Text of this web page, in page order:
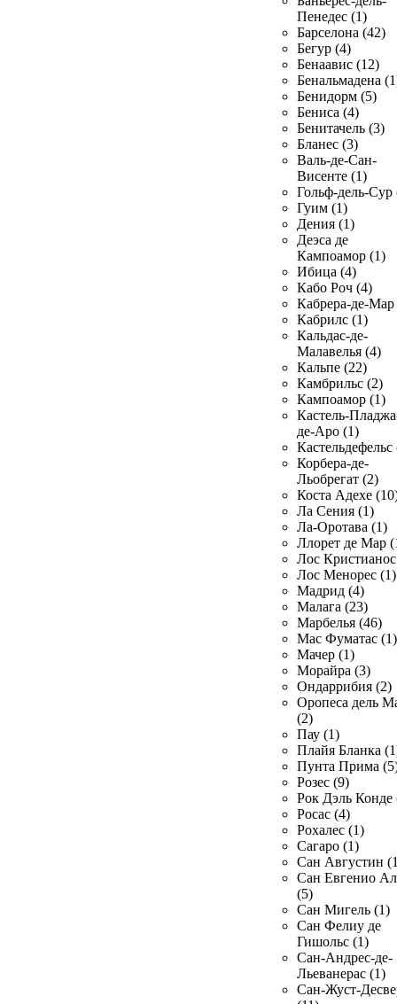
Пенедес (1)
Барселона (42)
Бегур (4)
Бенаавис (12)
Бенальмадена
Бенидорм (5)
Бениса (4)
Бенитачель (3)
Бланес (3)
Валь-де-Сан-
Висенте (1)
Гольф-дель-Сур
Гуим (1)
Дения (1)
Деэса де
Кампоамор (1)
Ибица (4)
Кабо Роч (4)
Кабрера-де-Мар
Кабрилс (1)
Кальдас-де-
Малавелья (4)
Кальпе (22)
Камбрильс (2)
Кампоамор (1)
Кастель-
де-Аро (1)
Кастельдефельс
Корбера-де-
Льобрегат (2)
Коста Адехе
Ла Сения (1)
Ла-Оротава (1)
Ллорет де Мар
Лос
Лос Менорес (1)
Мадрид (4)
Малага (23)
Марбелья (46)
Мас Фуматас (1)
Мачер (1)
Морайра (3)
Ондаррибия (2)
Оропеса дель
(2)
Пау (1)
Плайя Бланка
Пунта Прима
Розес (9)
Рок Дэль Конде
Росас (4)
Рохалес (1)
Сагаро (1)
Сан Августин
Сан Евгенио
(5)
Сан Мигель (1)
Сан Фелиу де
Гишольс (1)
Сан-Андрес-де-
Льеванерас (1)
Сан-Жуст-